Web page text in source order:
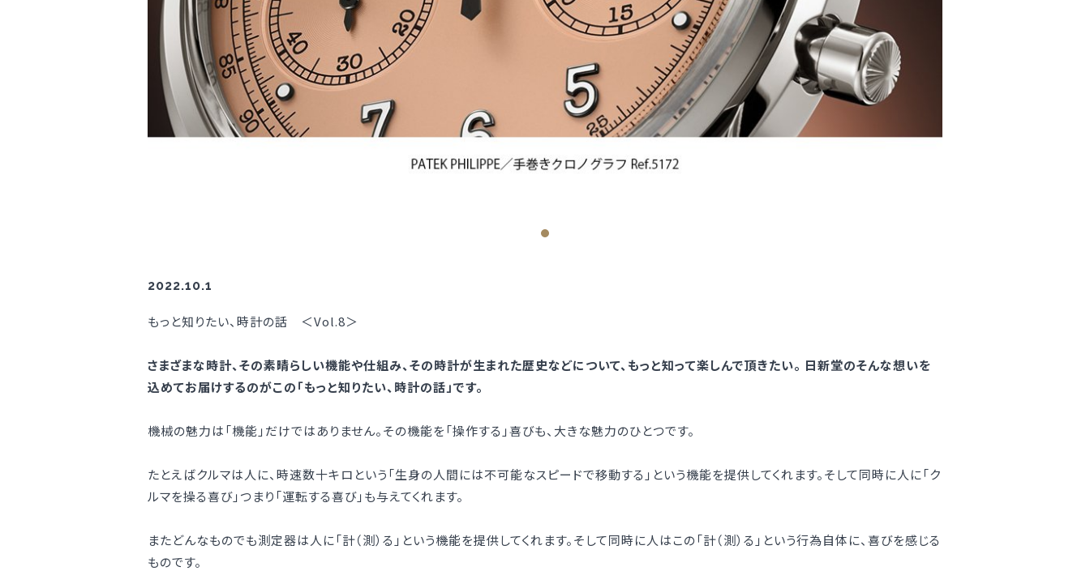
2022.10.1
もっと知りたい、時計の話 ＜Vol.8＞
さまざまな時計、その素晴らしい機能や仕組み、その時計が生まれた歴史などについて、もっと知って楽しんで頂きたい。 日新堂のそんな想いを
込めてお届けするのがこの「もっと知りたい、時計の話」です。
機械の魅力は「機能」だけではありません。その機能を「操作する」喜びも、大きな魅力のひとつです。
たとえばクルマは人に、時速数十キロという「生身の人間には不可能なスピードで移動する」という機能を提供してくれます。そして同時に人に「ク
ルマを操る喜び」つまり「運転する喜び」も与えてくれます。
またどんなものでも測定器は人に「計（測）る」という機能を提供してくれます。そして同時に人はこの「計（測）る」という行為自体に、喜びを感じる
ものです。